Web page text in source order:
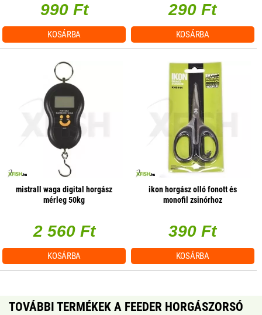
990 Ft
KOSÁRBA
290 Ft
KOSÁRBA
mistrall waga digital horgász
mérleg 50kg
2 560 Ft
KOSÁRBA
ikon horgász olló fonott és
monofil zsinórhoz
390 Ft
KOSÁRBA
TOVÁBBI TERMÉKEK A FEEDER HORGÁSZORSÓ